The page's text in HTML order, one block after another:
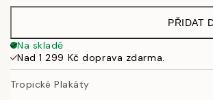
PŘIDAT
Na skladě
Nad 1 299 Kč doprava zdarma.
Tropické Plakáty